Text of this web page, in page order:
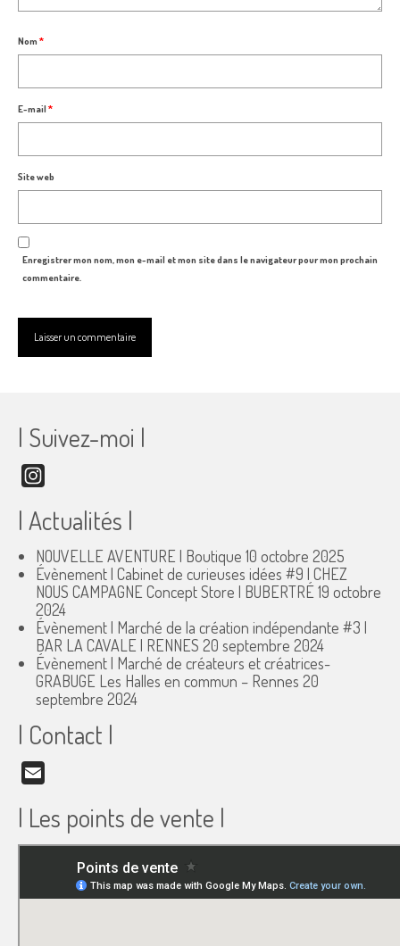
Nom *
E-mail*
Site web
Enregistrer mon nom, mon e-mail et mon site dans le navigateur pour mon prochain
commentaire.
| Suivez-moi |
| Actualités |
NOUVELLE AVENTURE | Boutique 10 octobre 2025
Évènement | Cabinet de curieuses idées #9 | CHEZ
NOUS CAMPAGNE Concept Store | BUBERTRÉ 19 octobre
2024
Évènement | Marché de la création indépendante #3 |
BAR LA CAVALE | RENNES 20 septembre 2024
Évènement | Marché de créateurs et créatrices-
GRABUGE Les Halles en commun – Rennes 20
septembre 2024
| Contact |
| Les points de vente |